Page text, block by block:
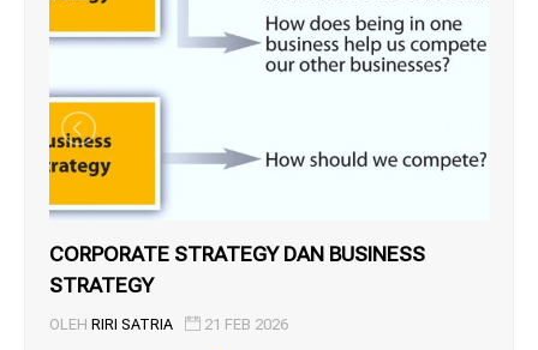
CORPORATE STRATEGY DAN BUSINESS
STRATEGY
OLEH RIRI SATRIA 21 FEB 2026